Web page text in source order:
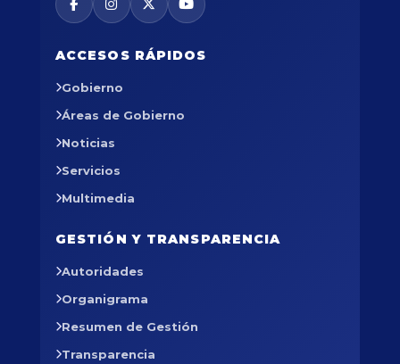
ACCESOS RÁPIDOS
Gobierno
Áreas de Gobierno
Noticias
Servicios
Multimedia
GESTIÓN Y TRANSPARENCIA
Autoridades
Organigrama
Resumen de Gestión
Transparencia